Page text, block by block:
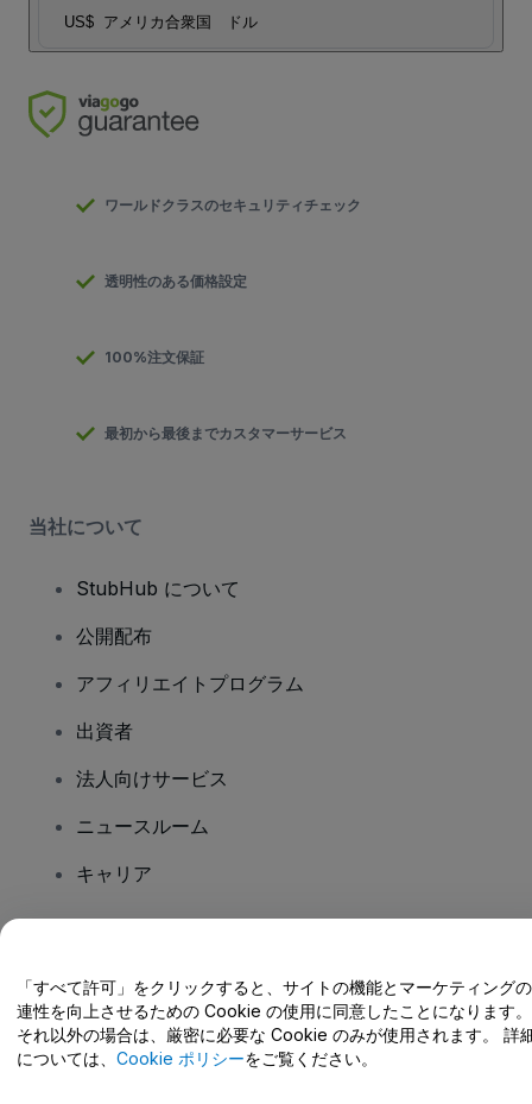
US$ アメリカ合衆国 ドル
ワールドクラスのセキュリティチェック
透明性のある価格設定
100%注文保証
最初から最後までカスタマーサービス
当社について
StubHub について
公開配布
アフィリエイトプログラム
出資者
法人向けサービス
ニュースルーム
キャリア
ヘルプセンター / こちらまでご連絡下さい
「すべて許可」をクリックすると、サイトの機能とマーケティング
連性を向上させるための Cookie の使用に同意したことになります。
それ以外の場合は、厳密に必要な Cookie のみが使用されます。 詳
については、 Cookie ポリシーをご覧ください。